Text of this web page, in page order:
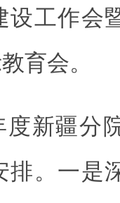
设工作会
育会。
度新疆分
排。一是